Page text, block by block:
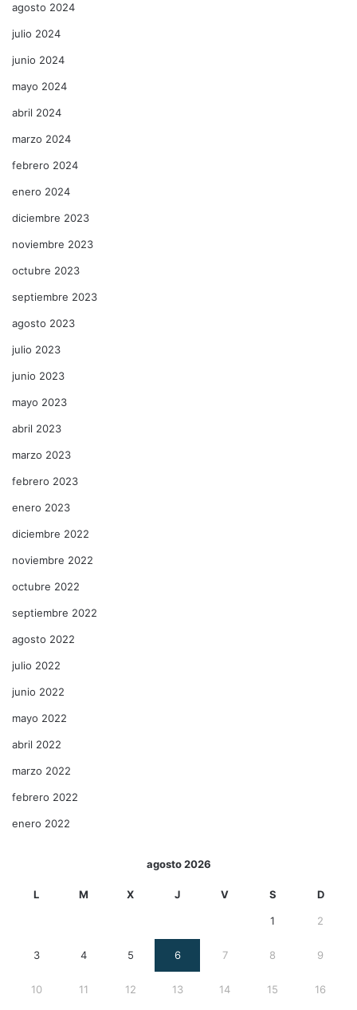
agosto 2024
julio 2024
junio 2024
mayo 2024
abril 2024
marzo 2024
febrero 2024
enero 2024
diciembre 2023
noviembre 2023
octubre 2023
septiembre 2023
agosto 2023
julio 2023
junio 2023
mayo 2023
abril 2023
marzo 2023
febrero 2023
enero 2023
diciembre 2022
noviembre 2022
octubre 2022
septiembre 2022
agosto 2022
julio 2022
junio 2022
mayo 2022
abril 2022
marzo 2022
febrero 2022
enero 2022
agosto 2026
L M X J V S D
1 2
3 4 5 6 7 8 9
10 11 12 13 14 15 16